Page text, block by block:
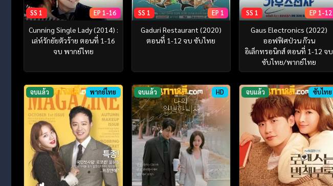
SS 1 EP 1-16
Cunning Single Lady (2014) :
เล่ห์รักยัยตัวร้าย ตอนที่ 1-16
จบ พากย์ไทย
SS 1 EP 1
Gaduri Restaurant (2020)
ตอนที่ 1-12 จบ ซับไทย
SS 1 EP 1-12
Gaus Electronics (2022)
ออฟฟิศป่วน ก๊วน
อิเล็กทรอนิกส์ ตอนที่ 1-12 จบ
ซับไทย/พากย์ไทย
จบแล้ว พากย์ไทย จบแล้ว HD จบแล้ว ซับไทย